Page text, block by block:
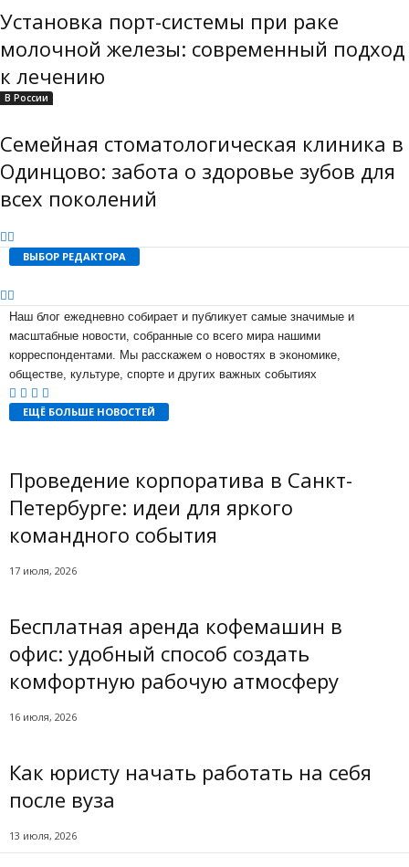
Установка порт-системы при раке
молочной железы: современный подход
к лечению
В России
Семейная стоматологическая клиника в
Одинцово: забота о здоровье зубов для
всех поколений
ВЫБОР РЕДАКТОРА
Наш блог ежедневно собирает и публикует самые значимые и
масштабные новости, собранные со всего мира нашими
корреспондентами. Мы расскажем о новостях в экономике,
обществе, культуре, спорте и других важных событиях
ЕЩЁ БОЛЬШЕ НОВОСТЕЙ
Проведение корпоратива в Санкт-
Петербурге: идеи для яркого
командного события
17 июля, 2026
Бесплатная аренда кофемашин в
офис: удобный способ создать
комфортную рабочую атмосферу
16 июля, 2026
Как юристу начать работать на себя
после вуза
13 июля, 2026